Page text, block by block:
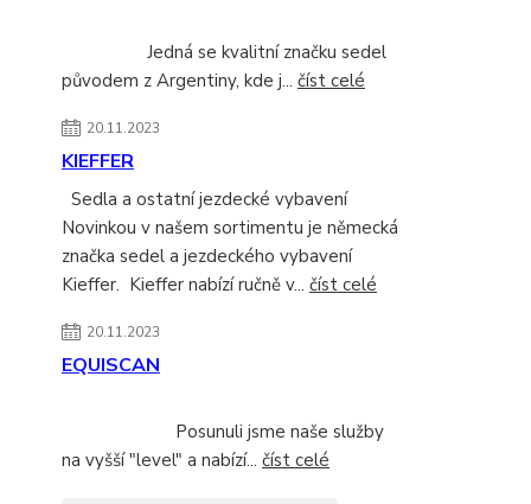
Jedná se kvalitní značku sedel
původem z Argentiny, kde j... číst celé
20.11.2023
KIEFFER
Sedla a ostatní jezdecké vybavení
Novinkou v našem sortimentu je německá
značka sedel a jezdeckého vybavení
Kieffer. Kieffer nabízí ručně v... číst celé
20.11.2023
EQUISCAN
Posunuli jsme naše služby
na vyšší "level" a nabízí... číst celé